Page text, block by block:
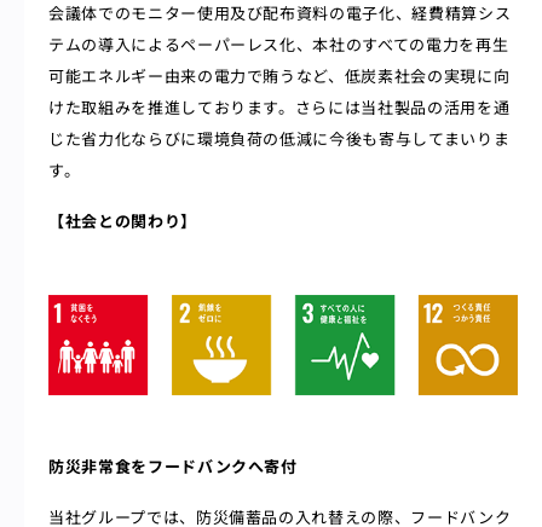
会議体でのモニター使用及び配布資料の電子化、経費精算シス
テムの導入によるペーパーレス化、本社のすべての電力を再生
可能エネルギー由来の電力で賄うなど、低炭素社会の実現に向
けた取組みを推進しております。さらには当社製品の活用を通
じた省力化ならびに環境負荷の低減に今後も寄与してまいりま
す。
【社会との関わり】
防災非常食をフードバンクへ寄付
当社グループでは、防災備蓄品の入れ替えの際、フードバンク